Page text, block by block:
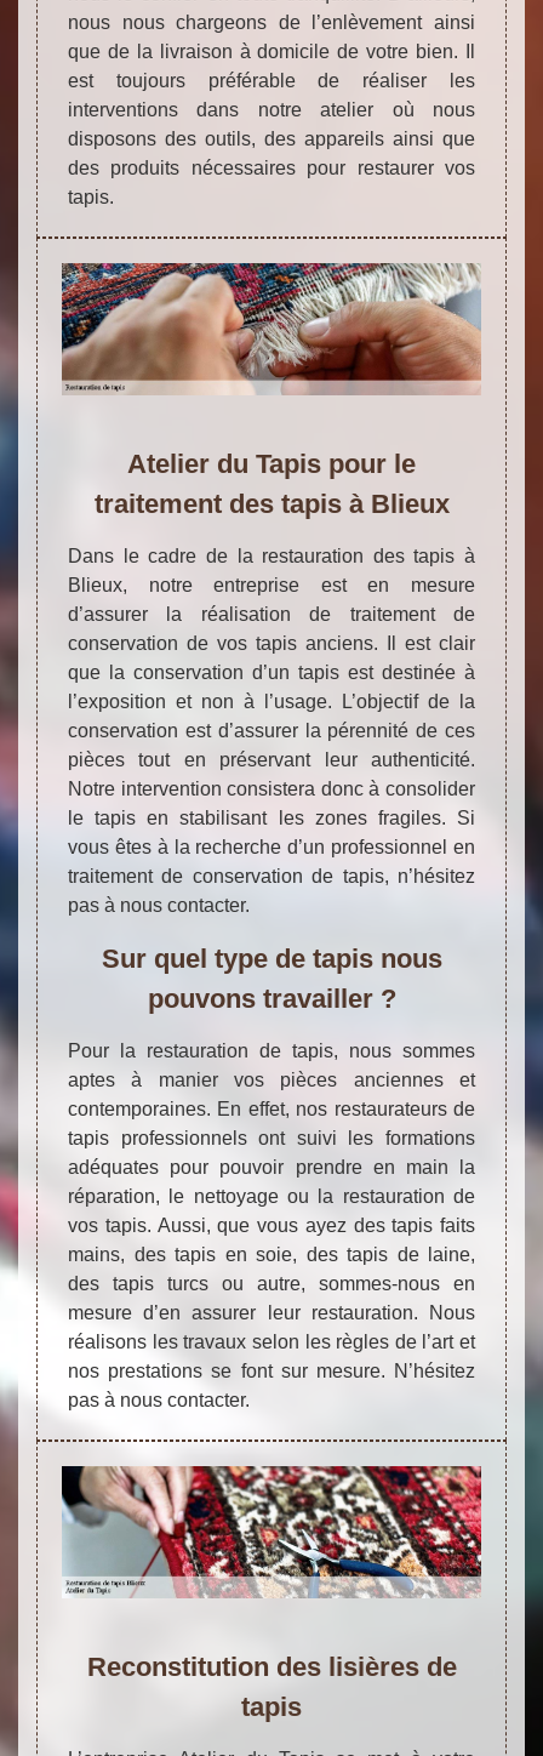
nous nous chargeons de l’enlèvement ainsi
que de la livraison à domicile de votre bien. Il
est toujours préférable de réaliser les
interventions dans notre atelier où nous
disposons des outils, des appareils ainsi que
des produits nécessaires pour restaurer vos
tapis.
Atelier du Tapis pour le
traitement des tapis à Blieux
Dans le cadre de la restauration des tapis à
Blieux, notre entreprise est en mesure
d’assurer la réalisation de traitement de
conservation de vos tapis anciens. Il est clair
que la conservation d’un tapis est destinée à
l’exposition et non à l’usage. L’objectif de la
conservation est d’assurer la pérennité de ces
pièces tout en préservant leur authenticité.
Notre intervention consistera donc à consolider
le tapis en stabilisant les zones fragiles. Si
vous êtes à la recherche d’un professionnel en
traitement de conservation de tapis, n’hésitez
pas à nous contacter.
Sur quel type de tapis nous
pouvons travailler ?
Pour la restauration de tapis, nous sommes
aptes à manier vos pièces anciennes et
contemporaines. En effet, nos restaurateurs de
tapis professionnels ont suivi les formations
adéquates pour pouvoir prendre en main la
réparation, le nettoyage ou la restauration de
vos tapis. Aussi, que vous ayez des tapis faits
mains, des tapis en soie, des tapis de laine,
des tapis turcs ou autre, sommes-nous en
mesure d’en assurer leur restauration. Nous
réalisons les travaux selon les règles de l’art et
nos prestations se font sur mesure. N’hésitez
pas à nous contacter.
Reconstitution des lisières de
tapis